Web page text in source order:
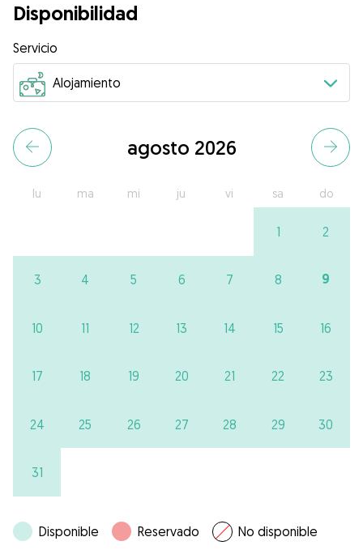
Disponibilidad
Servicio
agosto 2026
lu ma mi ju vi sa do
1 2
3 4 5 6 7 8 9
10 11 12 13 14 15 16
17 18 19 20 21 22 23
24 25 26 27 28 29 30
31
Disponible Reservado No disponible